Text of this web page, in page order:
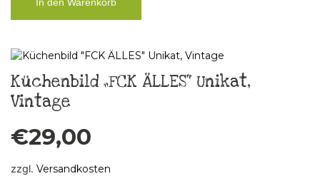
Küchenbild „FCK ÄLLES“ Unikat,
Vintage
€29,00
zzgl. Versandkosten